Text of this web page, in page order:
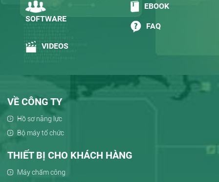
SOFTWARE
EBOOK
FAQ
VIDEOS
VỀ CÔNG TY
Hồ sơ năng lực
Bộ máy tổ chức
THIẾT BỊ CHO KHÁCH HÀNG
Máy chấm công